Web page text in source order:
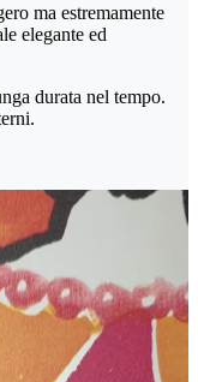
ma estremamente
elegante ed
durata nel tempo.